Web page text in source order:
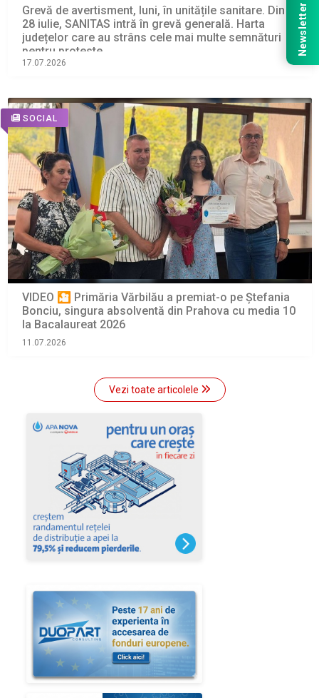
Grevă de avertisment, luni, în unitățile sanitare. Din
28 iulie, SANITAS intră în grevă generală. Harta
județelor care au strâns cele mai multe semnături
pentru proteste
17.07.2026
SOCIAL
VIDEO 🎦 Primăria Vărbilău a premiat-o pe Ștefania
Bonciu, singura absolventă din Prahova cu media 10
la Bacalaureat 2026
11.07.2026
Vezi toate articolele
Newsletter